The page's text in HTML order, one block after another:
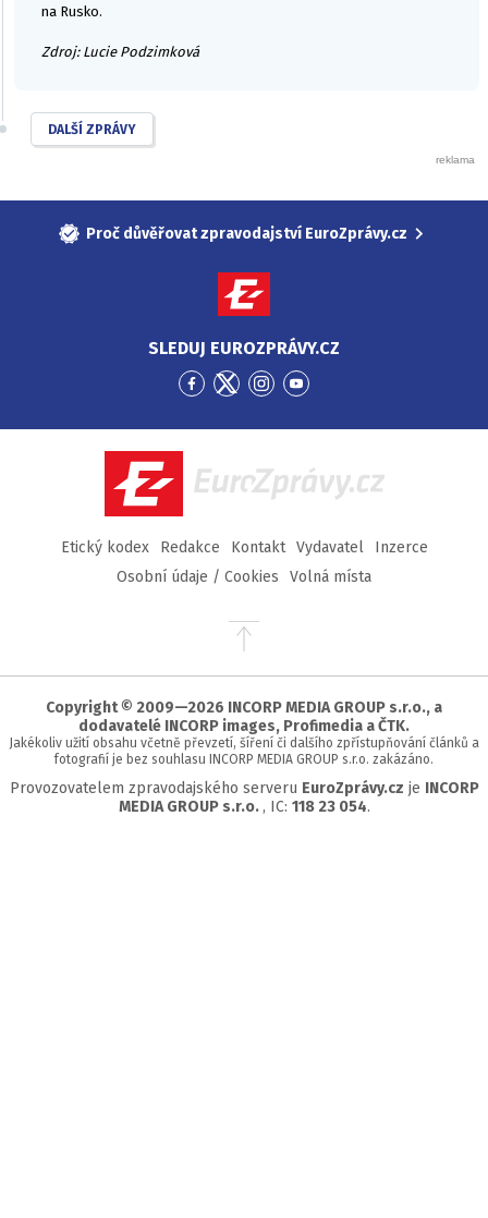
na Rusko.
Zdroj: Lucie Podzimková
DALŠÍ ZPRÁVY
Proč důvěřovat zpravodajství EuroZprávy.cz
SLEDUJ EUROZPRÁVY.CZ
Přejít
Facebook
Přejít
Twitter
Přejít
Instagram
Přejít
YouTube
EuroZprávy.cz
Etický kodex Redakce Kontakt Vydavatel
Inzerce
Osobní údaje / Cookies
Volná místa
Přejít
stránky
Copyright © 2009—2026 INCORP MEDIA GROUP s.r.o., a
dodavatelé INCORP images, Profimedia a ČTK.
Jakékoliv užití obsahu včetně převzetí, šíření či dalšího zpřístupňování článků a
fotografií je bez souhlasu INCORP MEDIA GROUP s.r.o. zakázáno.
Provozovatelem zpravodajského serveru EuroZprávy.cz je INCORP
MEDIA GROUP s.r.o. , IC: 118 23 054.